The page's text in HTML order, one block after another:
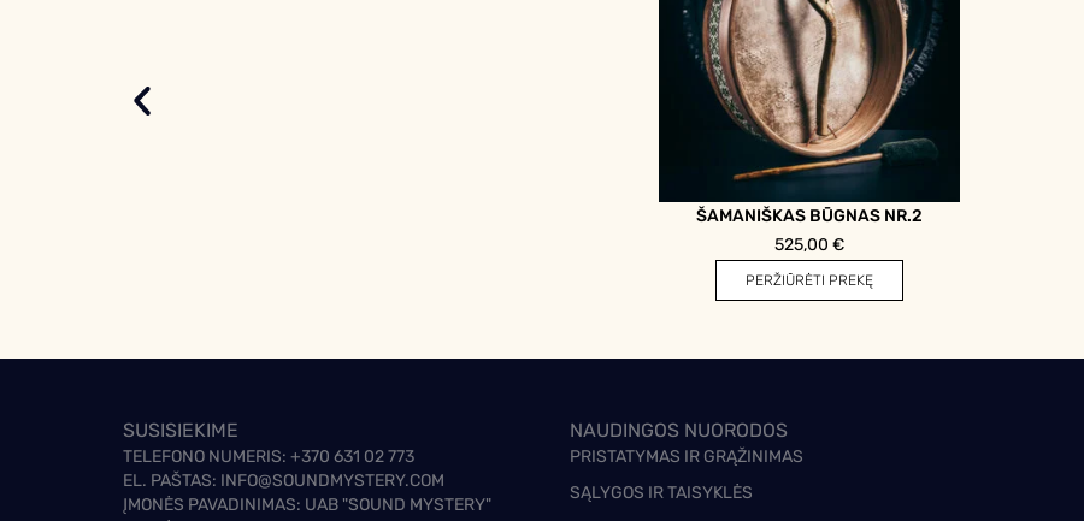
ŠAMANIŠKAS BŪGNAS NR.2
525,00 €
PERŽIŪRĖTI PREKĘ
SUSISIEKIME
TELEFONO NUMERIS: +370 631 02 773
EL. PAŠTAS: INFO@SOUNDMYSTERY.COM
ĮMONĖS PAVADINIMAS: UAB "SOUND MYSTERY"
NAUDINGOS NUORODOS
PRISTATYMAS IR GRĄŽINIMAS
SĄLYGOS IR TAISYKLĖS